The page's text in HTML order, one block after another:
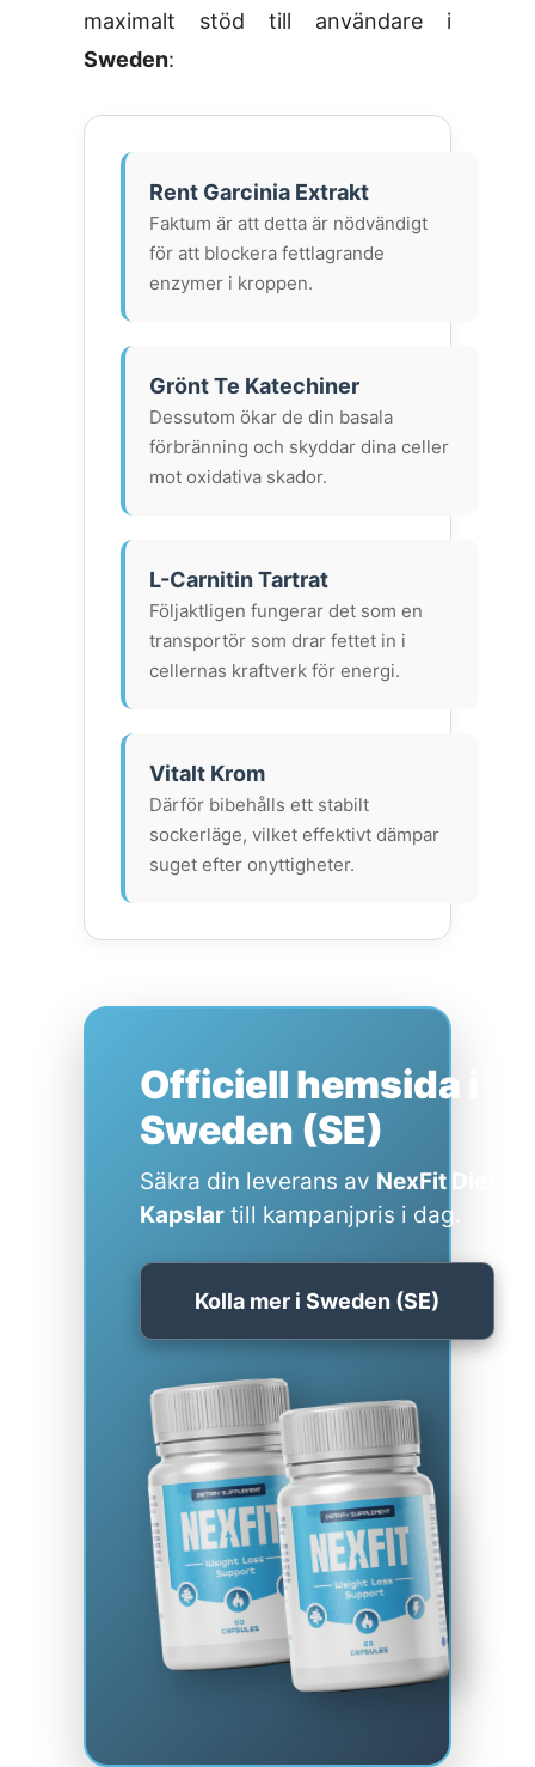
maximalt stöd till användare i
Sweden:
Rent Garcinia Extrakt
Faktum är att detta är nödvändigt
för att blockera fettlagrande
enzymer i kroppen.
Grönt Te Katechiner
Dessutom ökar de din basala
förbränning och skyddar dina celler
mot oxidativa skador.
L-Carnitin Tartrat
Följaktligen fungerar det som en
transportör som drar fettet in i
cellernas kraftverk för energi.
Vitalt Krom
Därför bibehålls ett stabilt
sockerläge, vilket effektivt dämpar
suget efter onyttigheter.
Officiell hemsida i
Sweden (SE)
Säkra din leverans av NexFit Diet
Kapslar till kampanjpris i dag.
Kolla mer i Sweden (SE)